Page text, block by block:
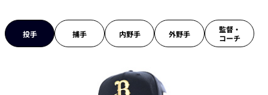
投手 捕手 内野手 外野手
監督・
コーチ